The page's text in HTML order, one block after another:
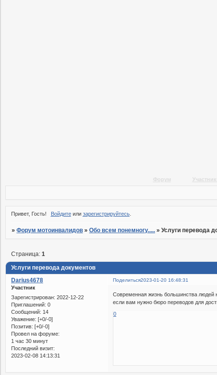
Форум
Привет, Гость! Войдитеили зарегистрируйтесь.
»Форум мотоинвалидов »Обо всем понемногу..... »Услуги перевода
Услуги перевода документов
Страница:1
Поделиться2023-01-20 16:48:31
Darius4678
Участник
Зарегистрирован: 2022-12-22
Приглашений: 0
Сообщений: 14
Уважение: [+0/-0]
Позитив: [+0/-0]
Провел на форуме:
1 час 30 минут
Последний визит:
2023-02-08 14:13:31
Современная жизнь большинства людей
если вам нужно бюро переводов для
0